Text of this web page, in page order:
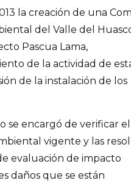
la creación de una
del Valle del
Pascua Lama,
de la actividad de
de la instalación de los
se encargó de verificar el
vigente y las
evaluación de impacto
daños que se están